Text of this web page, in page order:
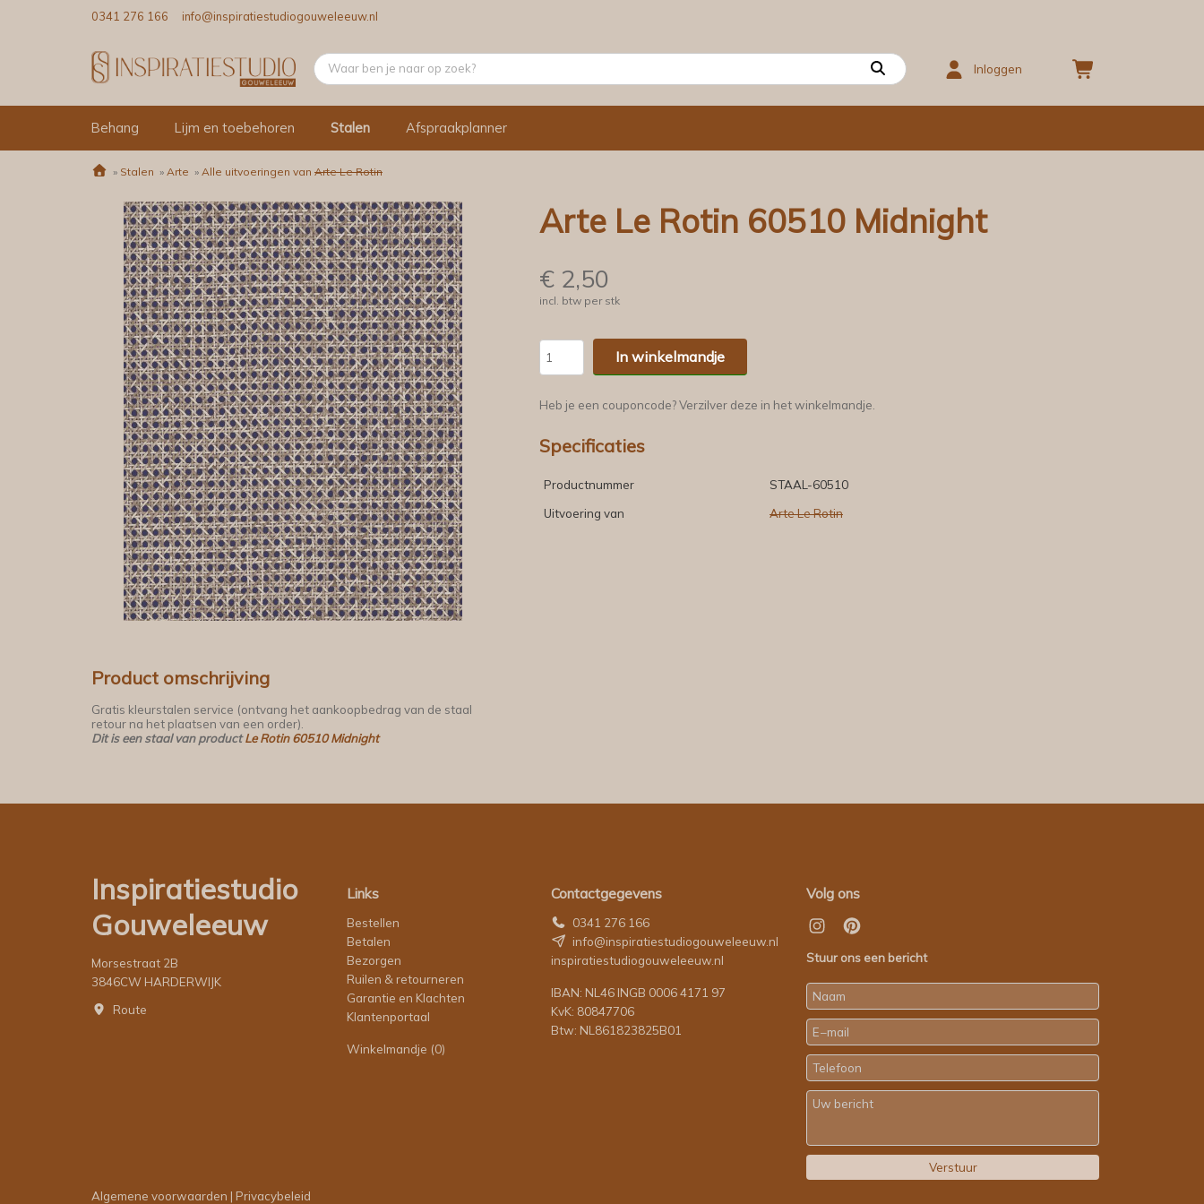
0341 276 166 info@inspiratiestudiogouweleeuw.nl
Inloggen
Behang Lijm en toebehoren Stalen Afspraakplanner
» Stalen » Arte » Alle uitvoeringen van Arte Le Rotin
Product omschrijving
Gratis kleurstalen service (ontvang het aankoopbedrag van de staal
retour na het plaatsen van een order).
Dit is een staal van productLe Rotin 60510 Midnight
Arte Le Rotin 60510 Midnight
€ 2,50
incl. btw per stk
In winkelmandje
Heb je een couponcode? Verzilver deze in het winkelmandje.
Specificaties
Productnummer
STAAL-60510
Uitvoering van
Arte Le Rotin
Inspiratiestudio
Gouweleeuw
Morsestraat 2B
3846CW HARDERWIJK
Route
Links
Bestellen
Betalen
Bezorgen
Ruilen & retourneren
Garantie en Klachten
Klantenportaal
Winkelmandje (0)
Contactgegevens
0341 276 166
info@inspiratiestudiogouweleeuw.nl
inspiratiestudiogouweleeuw.nl
IBAN: NL46 INGB 0006 4171 97
KvK: 80847706
Btw: NL861823825B01
Volg ons
Stuur ons een bericht
Algemene voorwaarden | Privacybeleid